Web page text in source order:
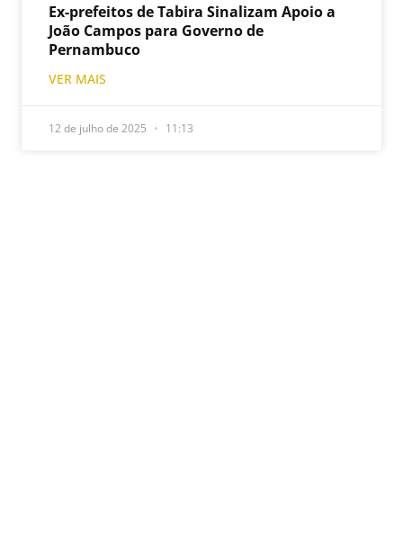
Ex-prefeitos de Tabira Sinalizam Apoio a
João Campos para Governo de
Pernambuco
VER MAIS
12 de julho de 2025 11:13